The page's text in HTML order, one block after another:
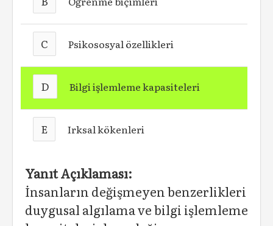
C Psikososyal özellikleri
D Bilgi işlemleme kapasiteleri
E Irksal kökenleri
Yanıt Açıklaması:
İnsanların değişmeyen benzerlikleri
duygusal algılama ve bilgi işlemleme